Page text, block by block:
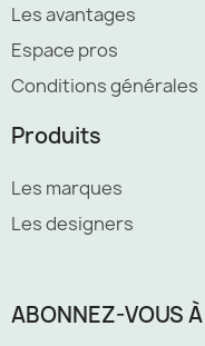
Les avantages
Espace pros
Conditions générales
Produits
Les marques
Les designers
ABONNEZ-VOUS